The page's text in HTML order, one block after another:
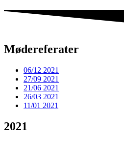
Mødereferater
06/12 2021
27/09 2021
21/06 2021
26/03 2021
11/01 2021
2021